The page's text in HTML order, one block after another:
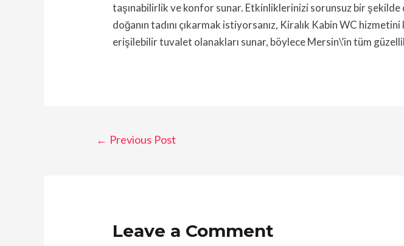
taşınabilirlik ve konfor sunar. Etkinliklerinizi sorunsuz bir
doğanın tadını çıkarmak istiyorsanız, Kiralık Kabin WC
erişilebilir tuvalet olanakları sunar, böylece Mersin\’in tüm
← Previous Post
Leave a Comment